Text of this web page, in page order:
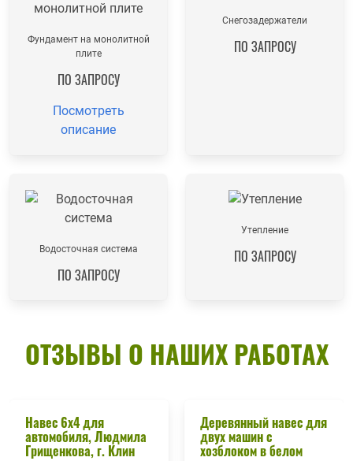
Фундамент на монолитной
плите
ПО ЗАПРОСУ
Посмотреть
описание
Снегозадержатели
ПО ЗАПРОСУ
Водосточная система
ПО ЗАПРОСУ
Утепление
ПО ЗАПРОСУ
ОТЗЫВЫ О НАШИХ РАБОТАХ
Навес 6х4 для
автомобиля, Людмила
Грищенкова, г. Клин
Деревянный навес для
двух машин с
хозблоком в белом